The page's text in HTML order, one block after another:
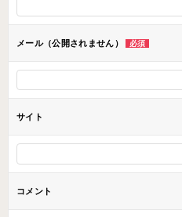
ン
メール（公開されません） 必須
サイト
コメント